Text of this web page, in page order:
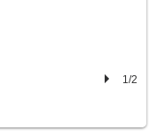
1/2